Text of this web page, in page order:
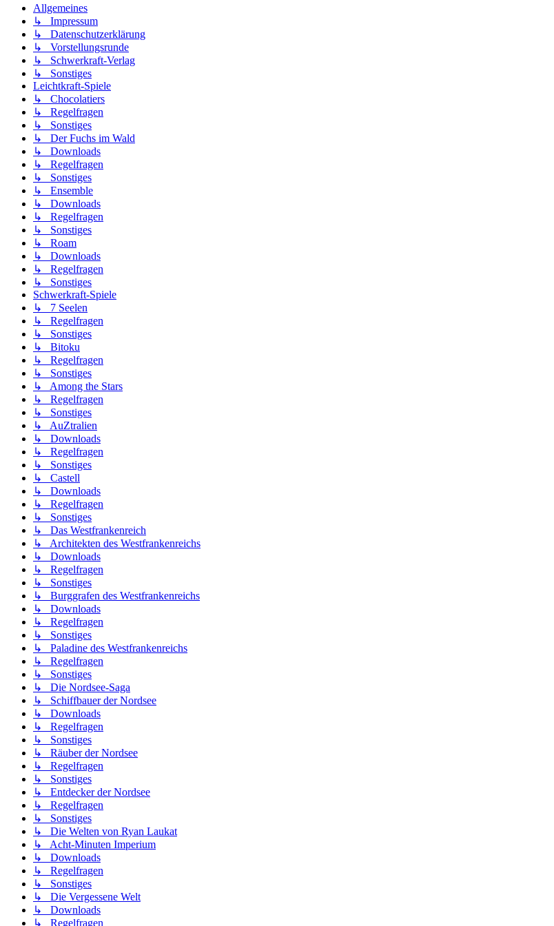
Allgemeines
↳ Impressum
↳ Datenschutzerklärung
↳ Vorstellungsrunde
↳ Schwerkraft-Verlag
↳ Sonstiges
Leichtkraft-Spiele
↳ Chocolatiers
↳ Regelfragen
↳ Sonstiges
↳ Der Fuchs im Wald
↳ Downloads
↳ Regelfragen
↳ Sonstiges
↳ Ensemble
↳ Downloads
↳ Regelfragen
↳ Sonstiges
↳ Roam
↳ Downloads
↳ Regelfragen
↳ Sonstiges
Schwerkraft-Spiele
↳ 7 Seelen
↳ Regelfragen
↳ Sonstiges
↳ Bitoku
↳ Regelfragen
↳ Sonstiges
↳ Among the Stars
↳ Regelfragen
↳ Sonstiges
↳ AuZtralien
↳ Downloads
↳ Regelfragen
↳ Sonstiges
↳ Castell
↳ Downloads
↳ Regelfragen
↳ Sonstiges
↳ Das Westfrankenreich
↳ Architekten des Westfrankenreichs
↳ Downloads
↳ Regelfragen
↳ Sonstiges
↳ Burggrafen des Westfrankenreichs
↳ Downloads
↳ Regelfragen
↳ Sonstiges
↳ Paladine des Westfrankenreichs
↳ Regelfragen
↳ Sonstiges
↳ Die Nordsee-Saga
↳ Schiffbauer der Nordsee
↳ Downloads
↳ Regelfragen
↳ Sonstiges
↳ Räuber der Nordsee
↳ Regelfragen
↳ Sonstiges
↳ Entdecker der Nordsee
↳ Regelfragen
↳ Sonstiges
↳ Die Welten von Ryan Laukat
↳ Acht-Minuten Imperium
↳ Downloads
↳ Regelfragen
↳ Sonstiges
↳ Die Vergessene Welt
↳ Downloads
↳ Regelfragen